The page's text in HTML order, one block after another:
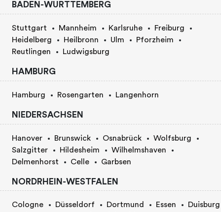
BADEN-WURTTEMBERG
Stuttgart Mannheim Karlsruhe
Freiburg
Heidelberg
Heilbronn Ulm
Pforzheim
Reutlingen
Ludwigsburg
HAMBURG
Hamburg Rosengarten Langenhorn
NIEDERSACHSEN
Hanover Brunswick Osnabrück
Wolfsburg
Salzgitter
Hildesheim
Wilhelmshaven
Delmenhorst
Celle Garbsen
NORDRHEIN-WESTFALEN
Cologne Düsseldorf Dortmund Essen
Duisburg